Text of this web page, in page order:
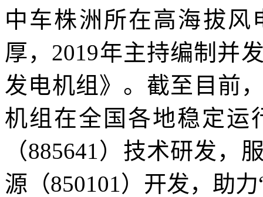
中车株洲所在高海拔风
厚，2019年主持编制并
发电机组》。截至目前
机组在全国各地稳定运
（885641）技术研发，
源（850101）开发，助